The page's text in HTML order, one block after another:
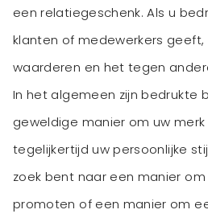
een relatiegeschenk. Als u
klanten of medewerkers geeft,
waarderen en het tegen
In het algemeen zijn bedrukte
geweldige manier om uw
tegelijkertijd uw persoonlijke
zoek bent naar een manier
promoten of een manier om